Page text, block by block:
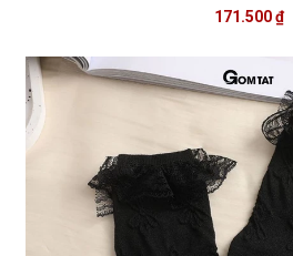
171.500 ₫